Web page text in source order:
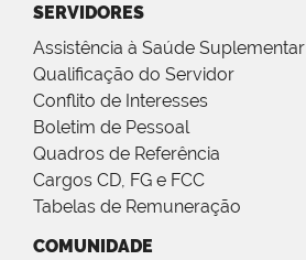
SERVIDORES
Assistência à Saúde Suplementar
Qualificação do Servidor
Conflito de Interesses
Boletim de Pessoal
Quadros de Referência
Cargos CD, FG e FCC
Tabelas de Remuneração
COMUNIDADE